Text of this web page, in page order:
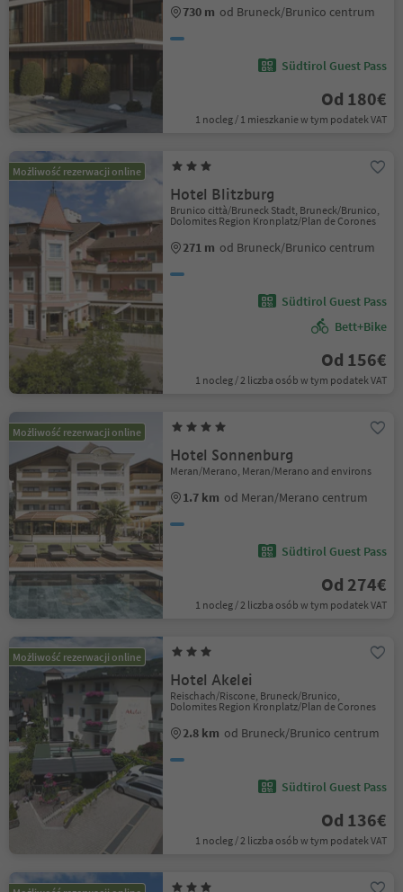
730 m od Bruneck/Brunico centrum
Südtirol Guest Pass
Od 180€
1 nocleg / 1 mieszkanie w tym podatek VAT
Możliwość rezerwacji online
Hotel Blitzburg
Brunico città/Bruneck Stadt, Bruneck/Brunico,
Dolomites Region Kronplatz/Plan de Corones
271 m od Bruneck/Brunico centrum
Südtirol Guest Pass
Bett+Bike
Od 156€
1 nocleg / 2 liczba osób w tym podatek VAT
Możliwość rezerwacji online
Hotel Sonnenburg
Meran/Merano, Meran/Merano and environs
1.7 km od Meran/Merano centrum
Südtirol Guest Pass
Od 274€
1 nocleg / 2 liczba osób w tym podatek VAT
Możliwość rezerwacji online
Hotel Akelei
Reischach/Riscone, Bruneck/Brunico,
Dolomites Region Kronplatz/Plan de Corones
2.8 km od Bruneck/Brunico centrum
Südtirol Guest Pass
Od 136€
1 nocleg / 2 liczba osób w tym podatek VAT